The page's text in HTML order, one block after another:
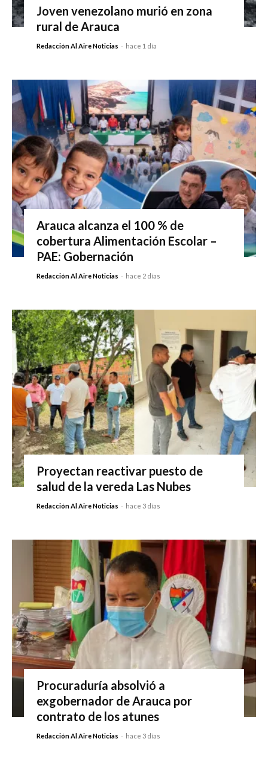
Joven venezolano murió en zona
rural de Arauca
Redacción Al Aire Noticias - hace 1 día
Arauca alcanza el 100 % de
cobertura Alimentación Escolar –
PAE: Gobernación
Redacción Al Aire Noticias - hace 2 días
Proyectan reactivar puesto de
salud de la vereda Las Nubes
Redacción Al Aire Noticias - hace 3 días
Procuraduría absolvió a
exgobernador de Arauca por
contrato de los atunes
Redacción Al Aire Noticias - hace 3 días